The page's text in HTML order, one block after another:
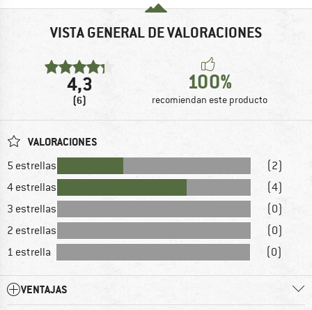
VISTA GENERAL DE VALORACIONES
4,3
(6)
100%
recomiendan este producto
VALORACIONES
5 estrellas
(2)
4 estrellas
(4)
3 estrellas
(0)
2 estrellas
(0)
1 estrella
(0)
VENTAJAS